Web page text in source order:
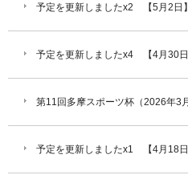
予定を更新しましたx2 【5月2日】
予定を更新しましたx4 【4月30日
第11回多摩スポーツ杯（2026年3
予定を更新しましたx1 【4月18日